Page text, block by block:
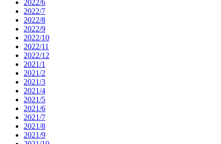
2022/6
2022/7
2022/8
2022/9
2022/10
2022/11
2022/12
2021/1
2021/2
2021/3
2021/4
2021/5
2021/6
2021/7
2021/8
2021/9